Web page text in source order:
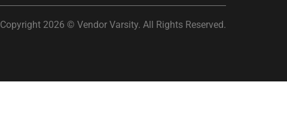
Copyright 2026 © Vendor Varsity. All Rights Reserved.